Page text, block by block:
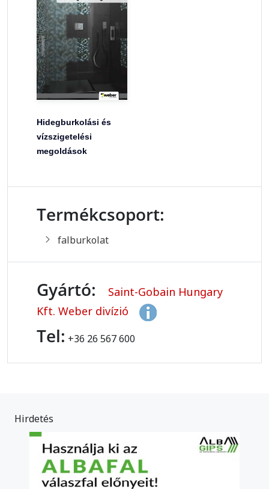
Hidegburkolási és
vízszigetelési
megoldások
Termékcsoport:
falburkolat
Gyártó:
Saint-Gobain Hungary
Kft. Weber divízió
Tel: +36 26 567 600
Hirdetés